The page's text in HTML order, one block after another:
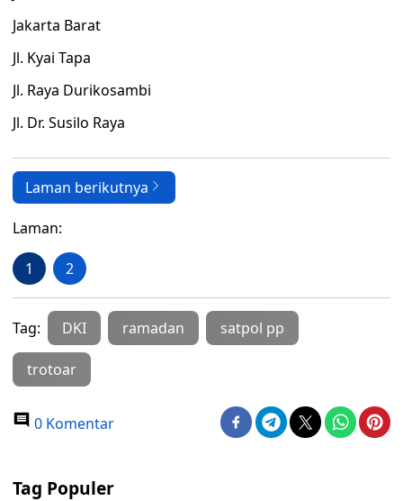
Jakarta Barat
Jl. Kyai Tapa
Jl. Raya Durikosambi
Jl. Dr. Susilo Raya
Laman berikutnya
Laman:
1 2
Tag: DKI ramadan satpol pp
trotoar
0 Komentar
Tag Populer